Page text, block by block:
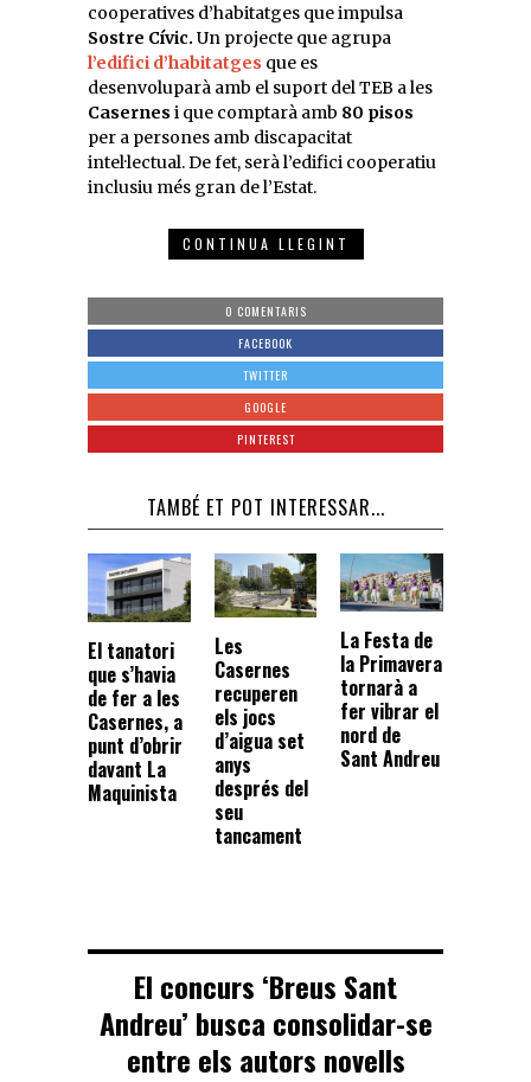
cooperatives d’habitatges que impulsa
Sostre Cívic. Un projecte que agrupa
l’edifici d’habitatges que es
desenvoluparà amb el suport del TEB a les
Casernes i que comptarà amb 80 pisos
per a persones amb discapacitat
intel·lectual. De fet, serà l’edifici cooperatiu
inclusiu més gran de l’Estat.
CONTINUA LLEGINT
0 COMENTARIS
FACEBOOK
TWITTER
GOOGLE
PINTEREST
TAMBÉ ET POT INTERESSAR...
El tanatori
que s’havia
de fer a les
Casernes, a
punt d’obrir
davant La
Maquinista
Les
Casernes
recuperen
els jocs
d’aigua set
anys
després del
seu
tancament
La Festa de
la Primavera
tornarà a
fer vibrar el
nord de
Sant Andreu
El concurs ‘Breus Sant
Andreu’ busca consolidar-se
entre els autors novells